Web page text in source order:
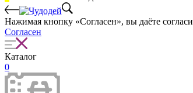
Нажимая кнопку «Согласен», вы даёте
Согласен
Каталог
0